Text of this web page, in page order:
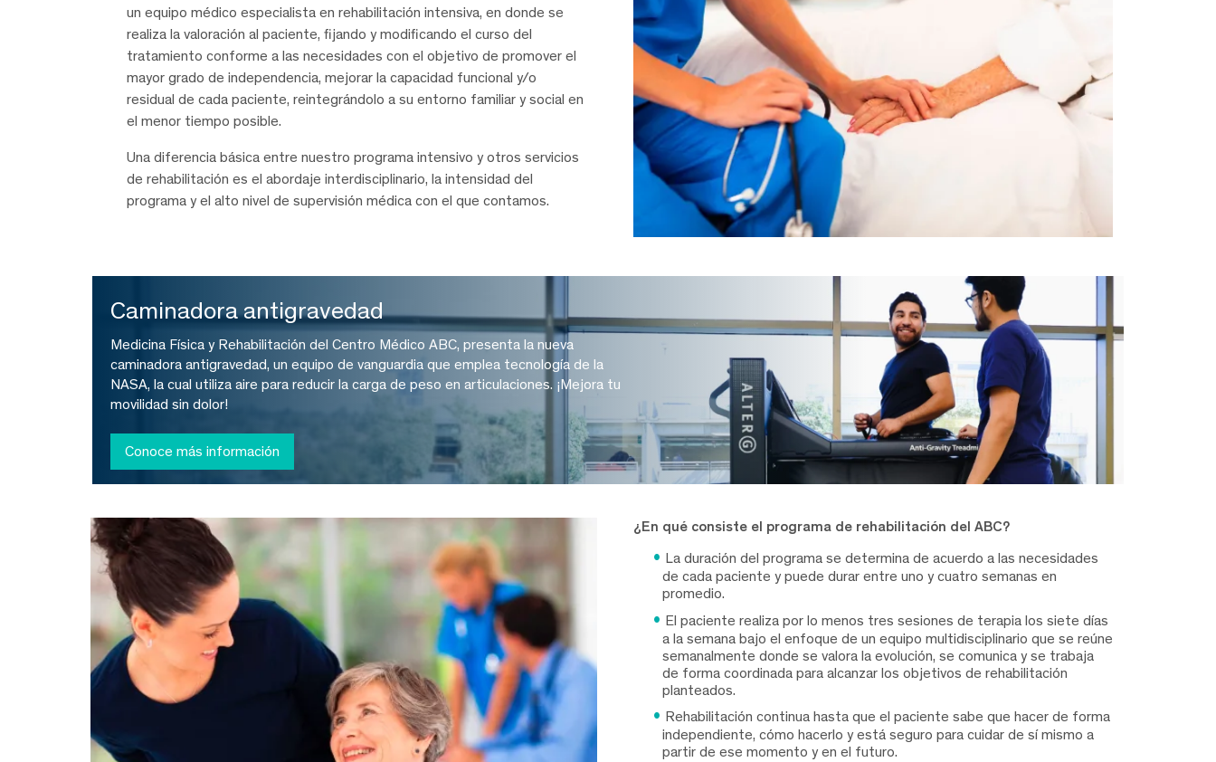
un equipo médico especialista en rehabilitación intensiva, en donde se
realiza la valoración al paciente, fijando y modificando el curso del
tratamiento conforme a las necesidades con el objetivo de promover el
mayor grado de independencia, mejorar la capacidad funcional y/o
residual de cada paciente, reintegrándolo a su entorno familiar y social en
el menor tiempo posible.
Una diferencia básica entre nuestro programa intensivo y otros servicios
de rehabilitación es el abordaje interdisciplinario, la intensidad del
programa y el alto nivel de supervisión médica con el que contamos.
Caminadora antigravedad
Medicina Física y Rehabilitación del Centro Médico ABC, presenta la nueva
caminadora antigravedad, un equipo de vanguardia que emplea tecnología de la
NASA, la cual utiliza aire para reducir la carga de peso en articulaciones. ¡Mejora tu
movilidad sin dolor!
Conoce más información
¿En qué consiste el programa de rehabilitación del ABC?
La duración del programa se determina de acuerdo a las necesidades
de cada paciente y puede durar entre uno y cuatro semanas en
promedio.
El paciente realiza por lo menos tres sesiones de terapia los siete días
a la semana bajo el enfoque de un equipo multidisciplinario que se reúne
semanalmente donde se valora la evolución, se comunica y se trabaja
de forma coordinada para alcanzar los objetivos de rehabilitación
planteados.
Rehabilitación continua hasta que el paciente sabe que hacer de forma
independiente, cómo hacerlo y está seguro para cuidar de sí mismo a
partir de ese momento y en el futuro.